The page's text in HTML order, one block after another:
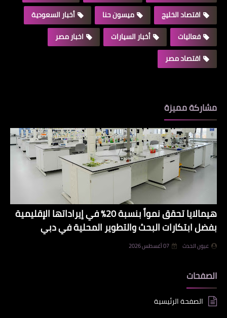
اقتصاد الخليج
ميسون حنا
أخبار السعودية
فعاليات
أخبار السيارات
اخبار مصر
اقتصاد مصر
مشاركة مميزة
هيمالايا تحقق نمواً بنسبة 20% في إيراداتها الإقليمية
بفضل ابتكارات البحث والتطوير المحلية في دبي
عيون الحدث 07 أغسطس 2026
الصفحات
الصفحة الرئيسية